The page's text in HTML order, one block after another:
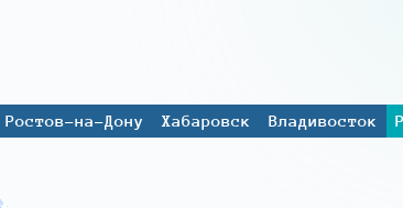
Ростов-на-Дону Хабаровск Владивосток